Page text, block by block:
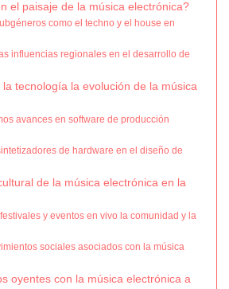
el paisaje de la música electrónica?
como el techno y el house en
influencias regionales en el desarrollo de
tecnología la evolución de la música
avances en software de producción
de hardware en el diseño de
de la música electrónica en la
y eventos en vivo la comunidad y la
sociales asociados con la música
oyentes con la música electrónica a